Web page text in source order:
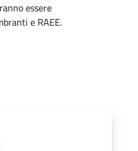
essere
e RAEE.